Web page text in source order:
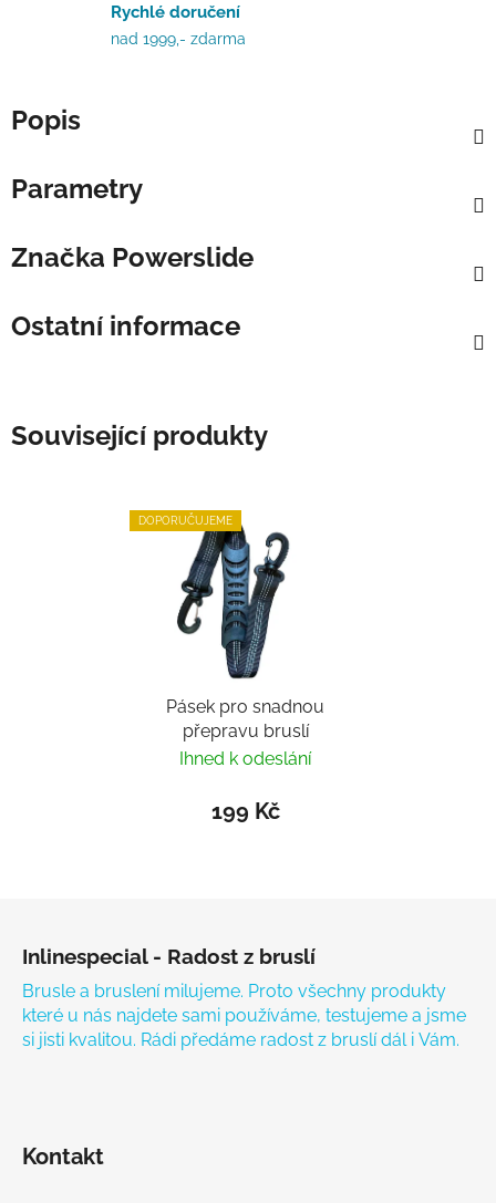
Rychlé doručení
nad 1999,- zdarma
Popis
Parametry
Značka Powerslide
Ostatní informace
Související produkty
DOPORUČUJEME
Pásek pro snadnou
přepravu bruslí
Ihned k odeslání
199 Kč
Inlinespecial - Radost z bruslí
Brusle a bruslení milujeme. Proto všechny produkty
které u nás najdete sami používáme, testujeme a jsme
si jisti kvalitou. Rádi předáme radost z bruslí dál i Vám.
Kontakt